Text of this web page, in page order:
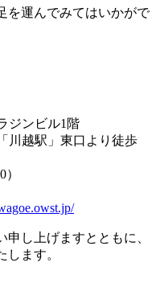
を運んでみてはいかがで
ジンビル1階
川越駅」東口より徒歩
し上げますとともに、
ます。